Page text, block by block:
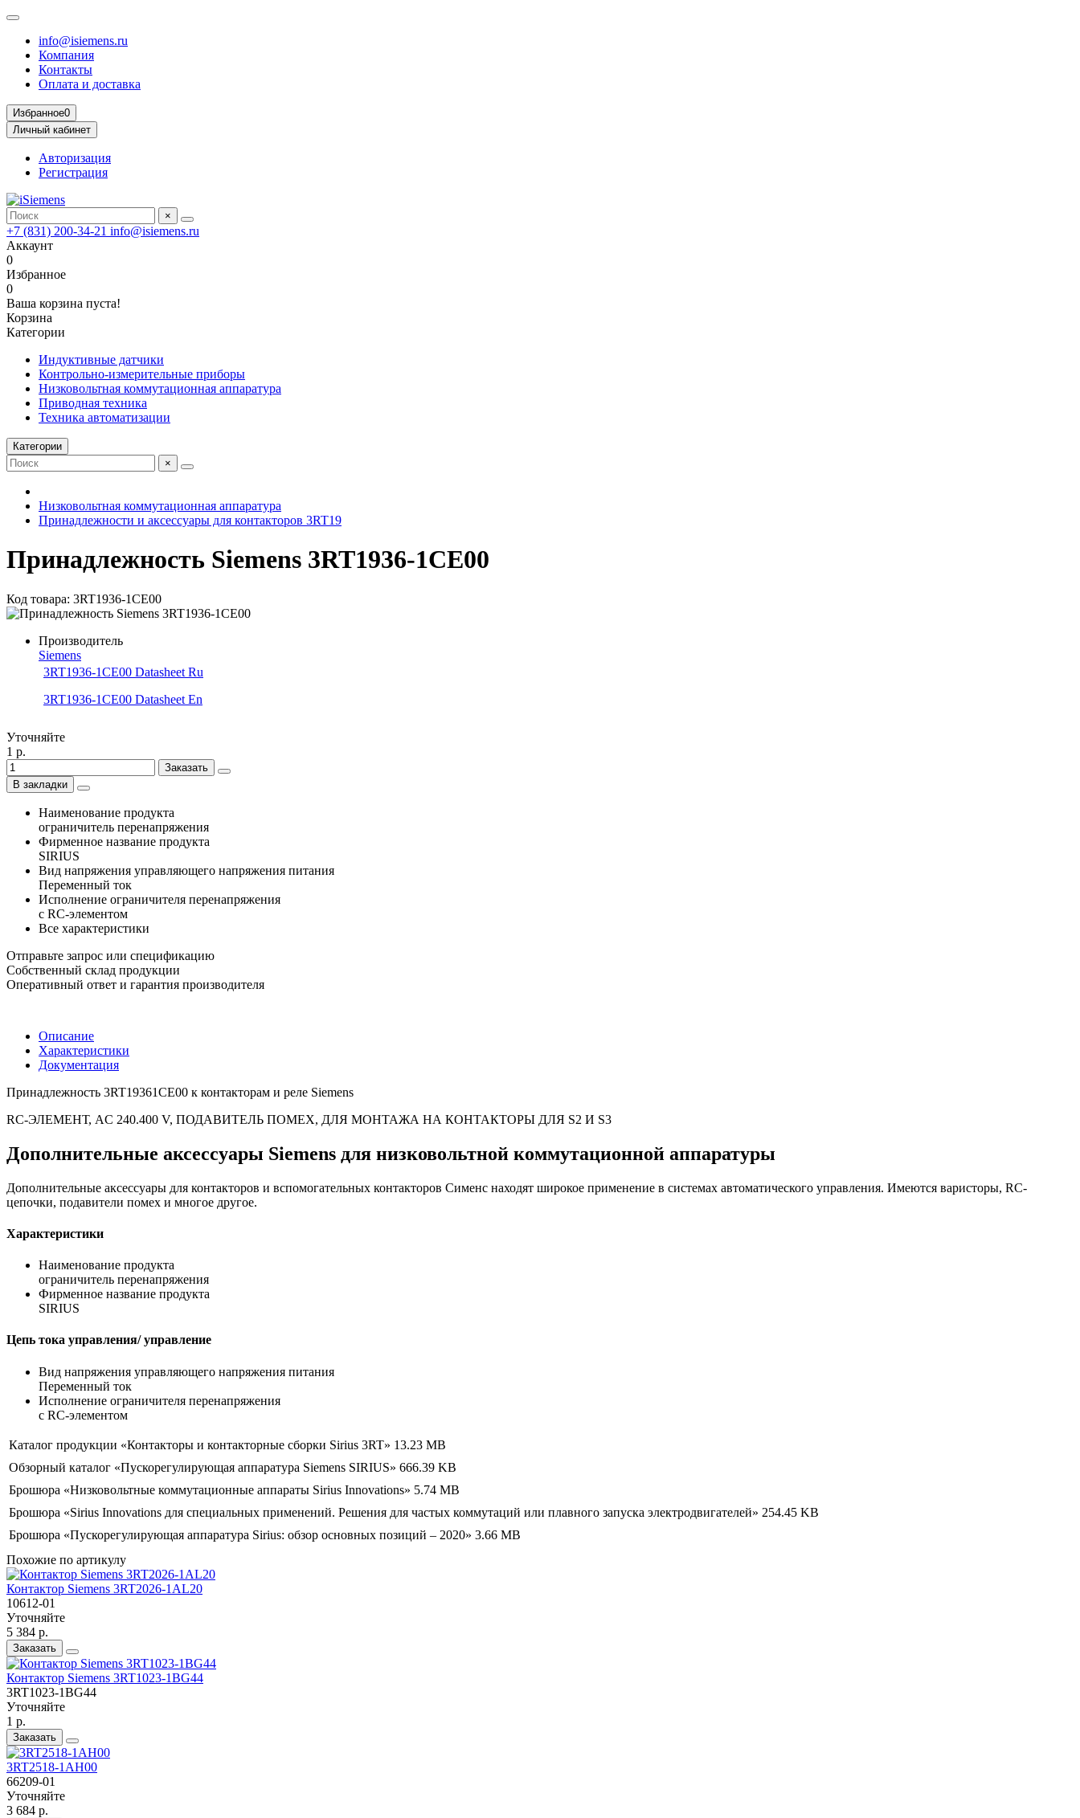
info@isiemens.ru
Компания
Контакты
Оплата и доставка
Избранное0
Личный кабинет
Авторизация
Регистрация
×
+7 (831) 200-34-21 info@isiemens.ru
Аккаунт
0
Избранное
0
Ваша корзина пуста!
Корзина
Категории
Индуктивные датчики
Контрольно-измерительные приборы
Низковольтная коммутационная аппаратура
Приводная техника
Техника автоматизации
Категории
×
Низковольтная коммутационная аппаратура
Принадлежности и аксессуары для контакторов 3RT19
Принадлежность Siemens 3RT1936-1CE00
Код товара: 3RT1936-1CE00
Производитель
Siemens
3RT1936-1CE00 Datasheet Ru
3RT1936-1CE00 Datasheet En
Уточняйте
1 р.
Заказать
В закладки
Наименование продукта
ограничитель перенапряжения
Фирменное название продукта
SIRIUS
Вид напряжения управляющего напряжения питания
Переменный ток
Исполнение ограничителя перенапряжения
с RC-элементом
Все характеристики
Отправьте запрос или спецификацию
Собственный склад продукции
Оперативный ответ и гарантия производителя
Описание
Характеристики
Документация
Принадлежность 3RT19361CE00 к контакторам и реле Siemens
RC-ЭЛЕМЕНТ, AC 240.400 V, ПОДАВИТЕЛЬ ПОМЕХ, ДЛЯ МОНТАЖА НА КОНТАКТОРЫ ДЛЯ S2 И S3
Дополнительные аксессуары Siemens для низковольтной коммутационной аппаратуры
Дополнительные аксессуары для контакторов и вспомогательных контакторов Сименс находят широкое применение в системах автоматического управления. Имеются варисторы, RC-
цепочки, подавители помех и многое другое.
Характеристики
Наименование продукта
ограничитель перенапряжения
Фирменное название продукта
SIRIUS
Цепь тока управления/ управление
Вид напряжения управляющего напряжения питания
Переменный ток
Исполнение ограничителя перенапряжения
с RC-элементом
Каталог продукции «Контакторы и контакторные сборки Sirius 3RT» 13.23 MB
Обзорный каталог «Пускорегулирующая аппаратура Siemens SIRIUS» 666.39 KB
Брошюра «Низковольтные коммутационные аппараты Sirius Innovations» 5.74 MB
Брошюра «Sirius Innovations для специальных применений. Решения для частых коммутаций или плавного запуска электродвигателей» 254.45 KB
Брошюра «Пускорегулирующая аппаратура Sirius: обзор основных позиций – 2020» 3.66 MB
Похожие по артикулу
Контактор Siemens 3RT2026-1AL20
10612-01
Уточняйте
5 384 р.
Заказать
Контактор Siemens 3RT1023-1BG44
3RT1023-1BG44
Уточняйте
1 р.
Заказать
3RT2518-1AH00
66209-01
Уточняйте
3 684 р.